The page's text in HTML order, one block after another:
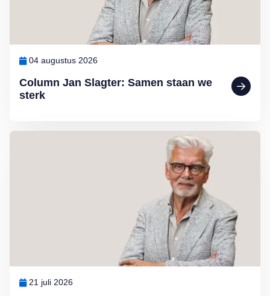
Column Jan Slagter: Samen staan we
sterk
04 augustus 2026
21 juli 2026
Lees meer over Column Jan Slagter: Vakantie